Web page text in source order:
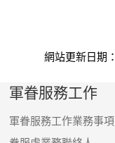
網站更新日期
軍眷服務工作
軍眷服務工作業務事項